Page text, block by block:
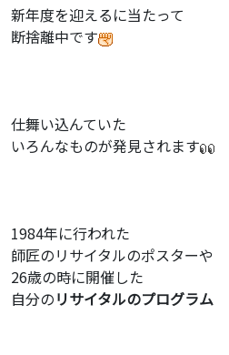
新年度を迎えるに当たって
断捨離中です
仕舞い込んていた
いろんなものが発見されます
1984年に行われた
師匠のリサイタルのポスターや
26歳の時に開催した
自分のリサイタルのプログラム